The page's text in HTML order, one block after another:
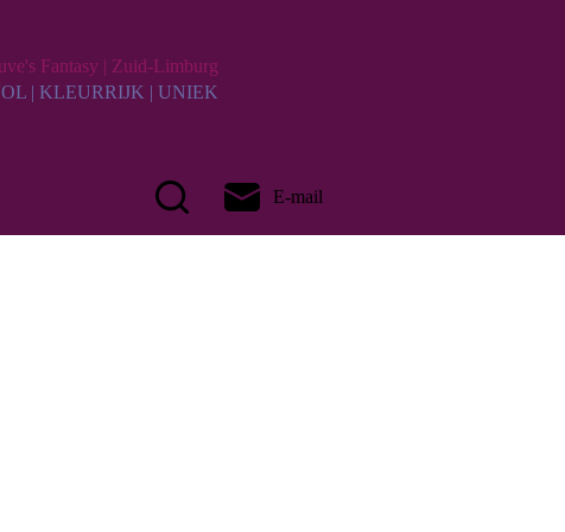
Fantasy | Zuid-Limburg
| KLEURRIJK | UNIEK
E-mail